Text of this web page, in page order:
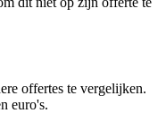
offertes te vergelijken.
euro's.